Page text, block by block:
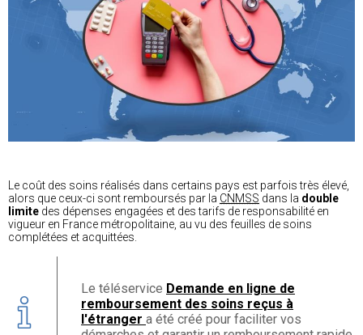
Le coût des soins réalisés dans certains pays est parfois très élevé,
alors que ceux-ci sont remboursés par la CNMSS dans la double
limite des dépenses engagées et des tarifs de responsabilité en
vigueur en France métropolitaine, au vu des feuilles de soins
complétées et acquittées.
Le téléservice Demande en ligne de
remboursement des soins reçus à
l'étranger a été créé pour faciliter vos